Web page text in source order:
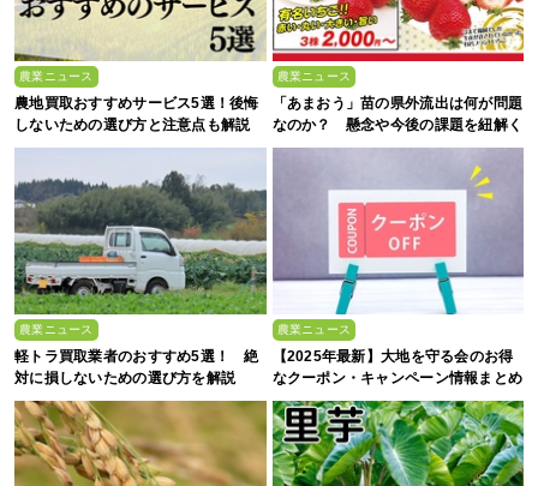
農業ニュース
農地買取おすすめサービス5選！後悔
しないための選び方と注意点も解説
農業ニュース
「あまおう」苗の県外流出は何が問題
なのか？ 懸念や今後の課題を紐解く
農業ニュース
軽トラ買取業者のおすすめ5選！ 絶
対に損しないための選び方を解説
農業ニュース
【2025年最新】大地を守る会のお得
なクーポン・キャンペーン情報まとめ